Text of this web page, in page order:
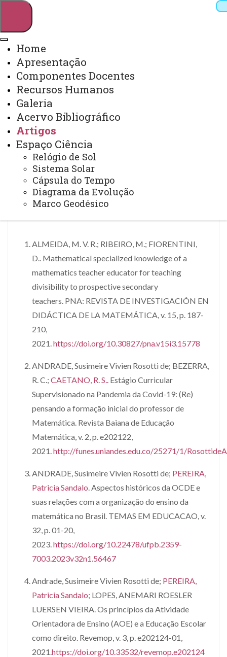
Webmail
Arquivo Virtual
Home
Apresentação
Componentes Docentes
Recursos Humanos
Galeria
Acervo Bibliográfico
Artigos
Espaço Ciência
Relógio de Sol
Sistema Solar
Cápsula do Tempo
Diagrama da Evolução
Marco Geodésico
Artigos (Últimos 2 anos)
ALMEIDA, M. V. R.; RIBEIRO, M.; FIORENTINI,
D.. Mathematical specialized knowledge of a
mathematics teacher educator for teaching
divisibility to prospective secondary
teachers. PNA: REVISTA DE INVESTIGACIÓN EN
DIDÁCTICA DE LA MATEMÁTICA, v. 15, p. 187-
210,
2021.https://doi.org/10.30827/pna.v15i3.15778
ANDRADE, Susimeire Vivien Rosotti de; BEZERRA,
R. C.; CAETANO, R. S.. Estágio Curricular
Supervisionado na Pandemia da Covid-19: (Re)
pensando a formação inicial do professor de
Matemática. Revista Baiana de Educação
Matemática, v. 2, p. e202122,
2021.http://funes.uniandes.edu.co/25271/1/
ANDRADE, Susimeire Vivien Rosotti de; PEREIRA,
Patricia Sandalo. Aspectos históricos da OCDE e
suas relações com a organização do ensino da
matemática no Brasil. TEMAS EM EDUCACAO, v.
32, p. 01-20,
2023.https://doi.org/10.22478/ufpb.2359-
7003.2023v32n1.56467
Andrade, Susimeire Vivien Rosotti de; PEREIRA,
Patricia Sandalo; LOPES, ANEMARI ROESLER
LUERSEN VIEIRA. Os princípios da Atividade
Orientadora de Ensino (AOE) e a Educação Escolar
como direito. Revemop, v. 3, p. e202124-01,
2021.https://doi.org/10.33532/revemop.e202124